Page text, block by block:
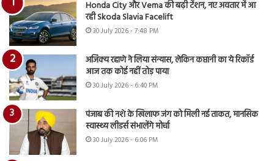
Honda City और Verna की बढ़ी टेंशन, नए अवतार में आ
रही Skoda Slavia Facelift
30 July 2026 - 7:48 PM
अजिंक्य रहाणे ने लिया संन्यास, लेकिन कप्तानी का ये रिकॉर्ड
आज तक कोई नहीं तोड़ पाया
30 July 2026 - 6:40 PM
पंजाब की नशे के खिलाफ जंग को मिली नई ताकत, मानसिक
स्वास्थ्य लीडर्स संभालेंगे मोर्चा
30 July 2026 - 6:06 PM